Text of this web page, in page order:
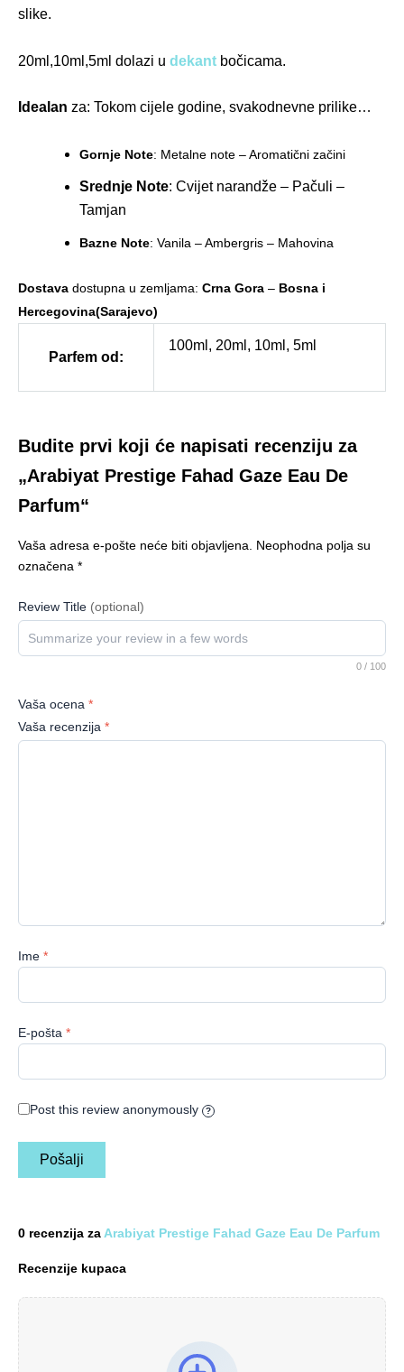
slike.
20ml,10ml,5ml dolazi u dekant bočicama.
Idealan za: Tokom cijele godine, svakodnevne prilike…
Gornje Note: Metalne note – Aromatični začini
Srednje Note: Cvijet narandže – Pačuli –
Tamjan
Bazne Note: Vanila – Ambergris – Mahovina
Dostava dostupna u zemljama: Crna Gora – Bosna i
Hercegovina(Sarajevo)
Parfem od:
100ml, 20ml, 10ml, 5ml
0 recenzija za Arabiyat Prestige Fahad Gaze Eau De Parfum
Recenzije kupaca
Budite prvi koji će napisati recenziju za
„Arabiyat Prestige Fahad Gaze Eau De
Parfum“
Vaša adresa e-pošte neće biti objavljena.
Neophodna polja su
označena *
Review Title (optional)
0 / 100
Vaša ocena *
Vaša recenzija *
Ime *
E-pošta *
Post this review anonymously ?